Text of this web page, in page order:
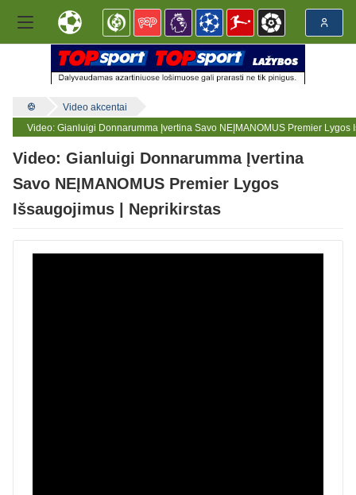
Video akcentai
Video: Gianluigi Donnarumma Įvertina Savo NEĮMANOMUS Premier Lygos
Video: Gianluigi Donnarumma Įvertina
Savo NEĮMANOMUS Premier Lygos
Išsaugojimus | Neprikirstas